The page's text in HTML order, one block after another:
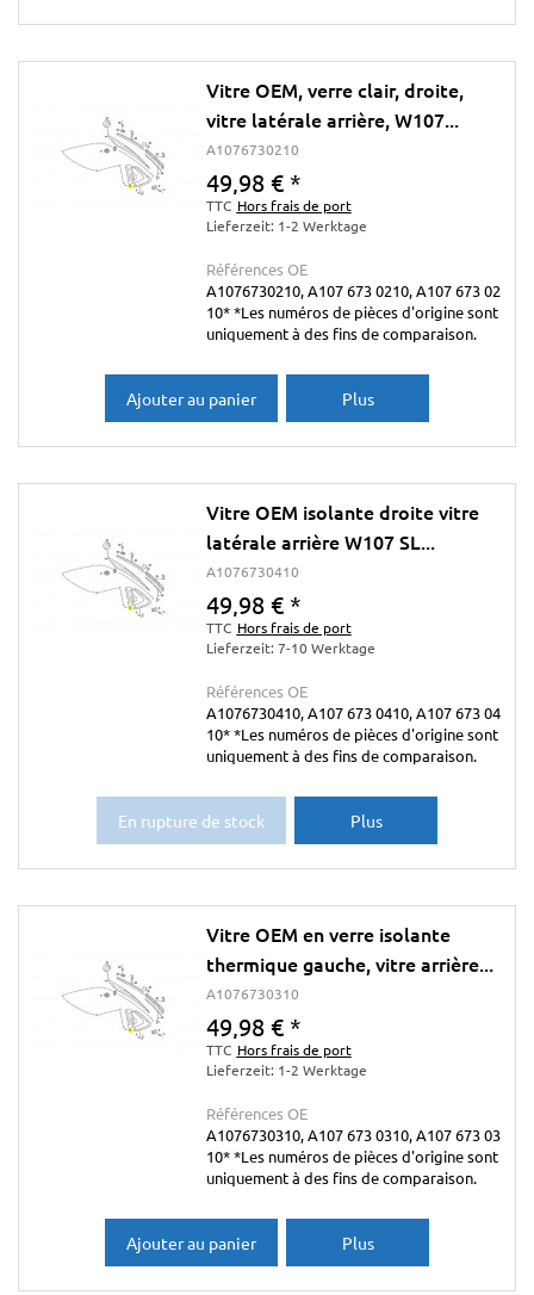
Vitre OEM, verre clair, droite,
vitre latérale arrière, W107...
A1076730210
49,98 € *
TTC Hors frais de port
Lieferzeit: 1-2 Werktage
Références OE
A1076730210, A107 673 0210, A107 673 02
10* *Les numéros de pièces d'origine sont
uniquement à des fins de comparaison.
Ajouter au panier Plus
Vitre OEM isolante droite vitre
latérale arrière W107 SL...
A1076730410
49,98 € *
TTC Hors frais de port
Lieferzeit: 7-10 Werktage
Références OE
A1076730410, A107 673 0410, A107 673 04
10* *Les numéros de pièces d'origine sont
uniquement à des fins de comparaison.
En rupture de stock Plus
Vitre OEM en verre isolante
thermique gauche, vitre arrière...
A1076730310
49,98 € *
TTC Hors frais de port
Lieferzeit: 1-2 Werktage
Références OE
A1076730310, A107 673 0310, A107 673 03
10* *Les numéros de pièces d'origine sont
uniquement à des fins de comparaison.
Ajouter au panier Plus